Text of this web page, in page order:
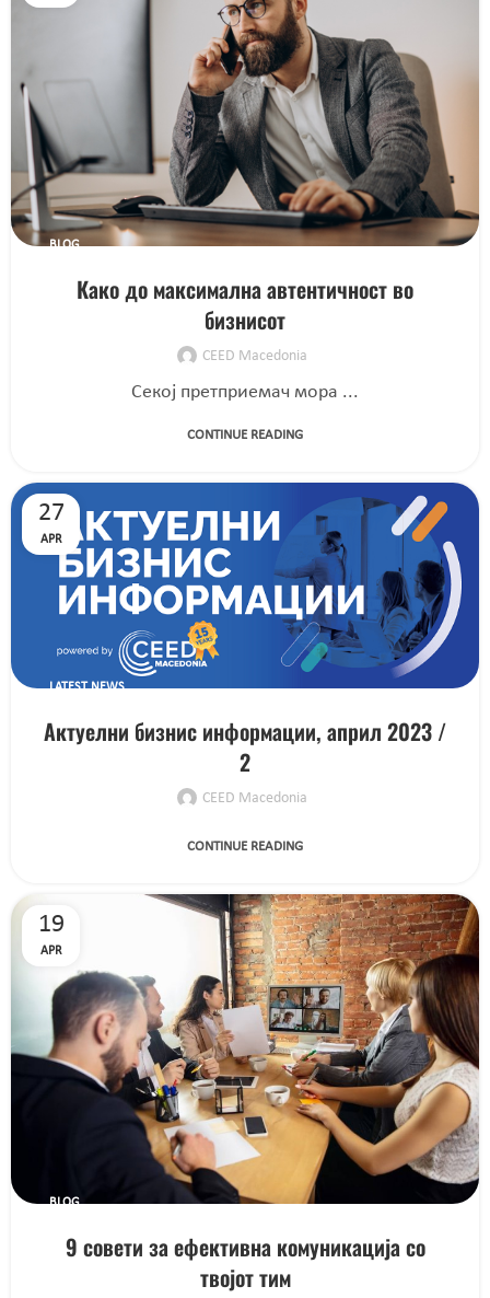
BLOG
Како до максимална автентичност во
бизнисот
CEED Macedonia
Секој претприемач мора ...
CONTINUE READING
27
APR
LATEST NEWS
Актуелни бизнис информации, април 2023 /
2
CEED Macedonia
CONTINUE READING
19
APR
BLOG
9 совети за ефективна комуникација со
твојот тим